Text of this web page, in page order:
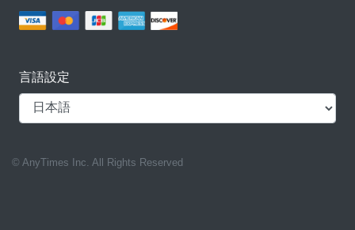
言語設定
© AnyTimes Inc. All Rights Reserved